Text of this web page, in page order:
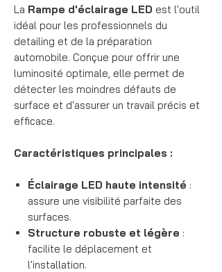
La Rampe d'éclairage LED est l'outil
idéal pour les professionnels du
detailing et de la préparation
automobile. Conçue pour offrir une
luminosité optimale, elle permet de
détecter les moindres défauts de
surface et d'assurer un travail précis et
efficace.
Caractéristiques principales :
Éclairage LED haute intensité :
assure une visibilité parfaite des
surfaces.
Structure robuste et légère :
facilite le déplacement et
l'installation.